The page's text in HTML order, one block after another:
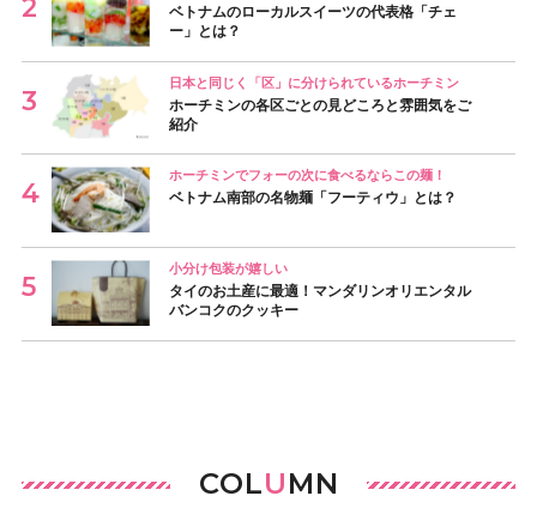
ベトナムのローカルスイーツの代表格「チェ
ー」とは？
日本と同じく「区」に分けられているホーチミン
ホーチミンの各区ごとの見どころと雰囲気をご
紹介
ホーチミンでフォーの次に食べるならこの麺！
ベトナム南部の名物麺「フーティウ」とは？
小分け包装が嬉しい
タイのお土産に最適！マンダリンオリエンタル
バンコクのクッキー
COLUMN